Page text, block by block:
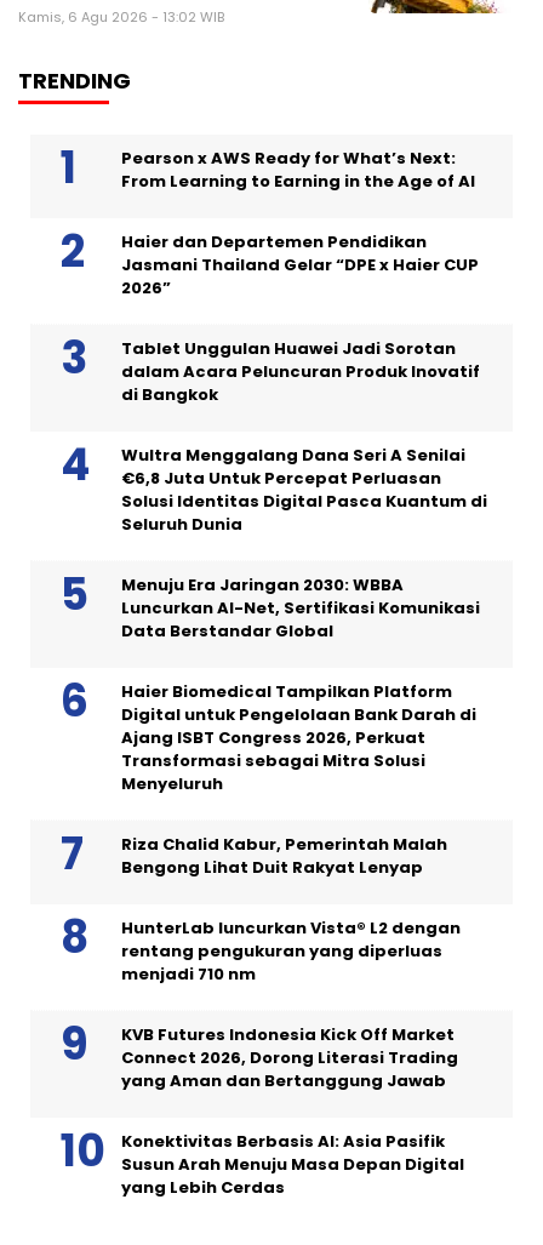
Kamis, 6 Agu 2026 - 13:02 WIB
TRENDING
Pearson x AWS Ready for What’s Next:
From Learning to Earning in the Age of AI
Haier dan Departemen Pendidikan
Jasmani Thailand Gelar “DPE x Haier CUP
2026”
Tablet Unggulan Huawei Jadi Sorotan
dalam Acara Peluncuran Produk Inovatif
di Bangkok
Wultra Menggalang Dana Seri A Senilai
€6,8 Juta Untuk Percepat Perluasan
Solusi Identitas Digital Pasca Kuantum di
Seluruh Dunia
Menuju Era Jaringan 2030: WBBA
Luncurkan AI-Net, Sertifikasi Komunikasi
Data Berstandar Global
Haier Biomedical Tampilkan Platform
Digital untuk Pengelolaan Bank Darah di
Ajang ISBT Congress 2026, Perkuat
Transformasi sebagai Mitra Solusi
Menyeluruh
Riza Chalid Kabur, Pemerintah Malah
Bengong Lihat Duit Rakyat Lenyap
HunterLab luncurkan Vista® L2 dengan
rentang pengukuran yang diperluas
menjadi 710 nm
KVB Futures Indonesia Kick Off Market
Connect 2026, Dorong Literasi Trading
yang Aman dan Bertanggung Jawab
Konektivitas Berbasis AI: Asia Pasifik
Susun Arah Menuju Masa Depan Digital
yang Lebih Cerdas